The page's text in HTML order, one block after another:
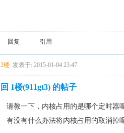
回复 引用
2楼 发表于: 2015-01-04 23:47
回 1楼(911gt3) 的帖子
请教一下，内核占用的是哪个定时器
有没有什么办法将内核占用的取消掉